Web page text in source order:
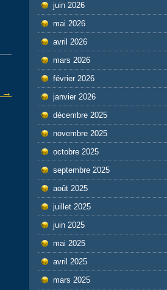
→
juin 2026
mai 2026
avril 2026
mars 2026
février 2026
janvier 2026
décembre 2025
novembre 2025
octobre 2025
septembre 2025
août 2025
juillet 2025
juin 2025
mai 2025
avril 2025
mars 2025